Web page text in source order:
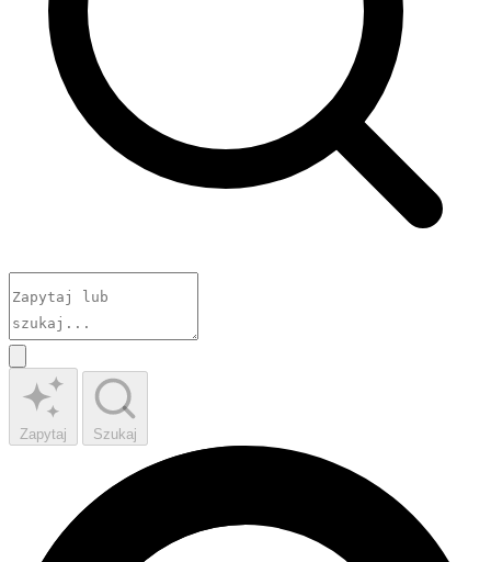
Zapytaj Szukaj